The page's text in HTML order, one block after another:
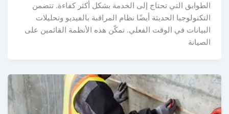
التي تحتاج إلى الخدمة بشكل أكثر كفاءة. تتضمن
الحديثة أيضًا نظام المراقبة بالفيديو وتحليلات
في الوقت الفعلي. تمكّن هذه الأنظمة القائمين على